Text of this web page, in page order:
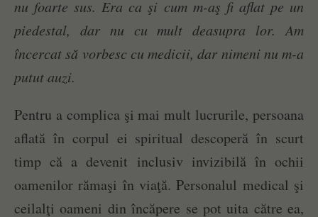
nu foarte sus. Era ca şi cum m-aş fi aflat pe un
piedestal, dar nu cu mult deasupra lor. Am
încercat să vorbesc cu medicii, dar nimeni nu m-a
putut auzi.
Pentru a complica şi mai mult lucrurile, persoana
aflată în corpul ei spiritual descoperă în scurt
timp că a devenit inclusiv invizibilă în ochii
oamenilor rămaşi în viaţă. Personalul medical şi
ceilalţi oameni din încăpere se pot uita către ea,